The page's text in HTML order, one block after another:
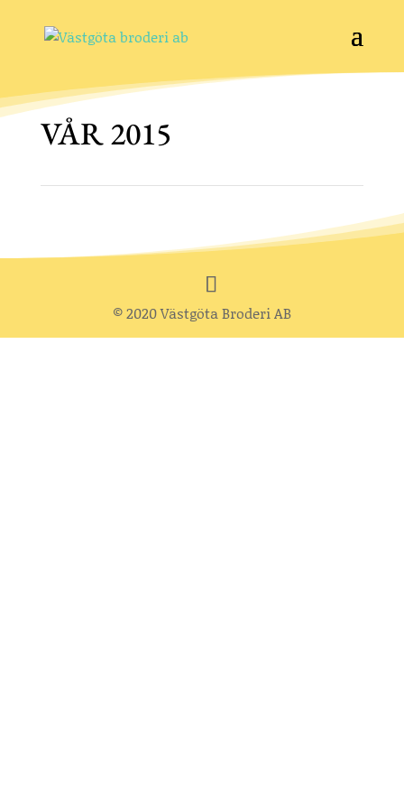
VÅR 2015
© 2020 Västgöta Broderi AB